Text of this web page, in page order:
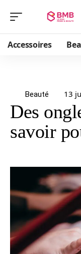
Accessoires
Beauté 13
Des
savoir